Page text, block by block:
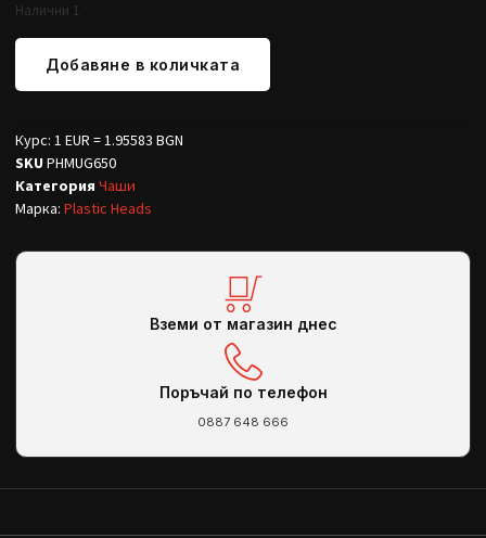
Налични 1
Добавяне в количката
Курс: 1 EUR = 1.95583 BGN
SKU PHMUG650
Категория Чаши
Марка: Plastic Heads
Вземи от магазин днес
Поръчай по телефон
0887 648 666